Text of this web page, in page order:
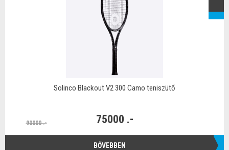
Solinco Blackout V2 300 Camo teniszütő
90000 .- 75000 .-
BŐVEBBEN